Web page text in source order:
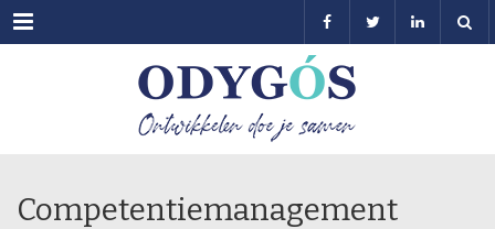
Menu
Competentiemanagement